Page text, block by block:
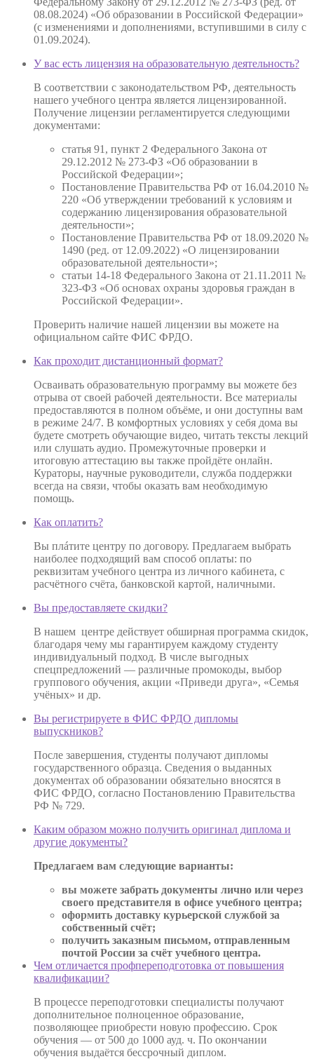
08.08.2024) «Об образовании в Российской Федерации»
(с изменениями и дополнениями, вступившими в силу с
01.09.2024).
У вас есть лицензия на образовательную деятельность?
В соответствии с законодательством РФ, деятельность
нашего учебного центра является лицензированной.
Получение лицензии регламентируется следующими
документами:
статья 91, пункт 2 Федерального Закона от
29.12.2012 № 273-ФЗ «Об образовании в
Российской Федерации»;
Постановление Правительства РФ от 16.04.2010 №
220 «Об утверждении требований к условиям и
содержанию лицензирования образовательной
деятельности»;
Постановление Правительства РФ от 18.09.2020 №
1490 (ред. от 12.09.2022) «О лицензировании
образовательной деятельности»;
статьи 14-18 Федерального Закона от 21.11.2011 №
323-ФЗ «Об основах охраны здоровья граждан в
Российской Федерации».
Проверить наличие нашей лицензии вы можете на
официальном сайте ФИС ФРДО.
Как проходит дистанционный формат?
Осваивать образовательную программу вы можете без
отрыва от своей рабочей деятельности. Все материалы
предоставляются в полном объёме, и они доступны вам
в режиме 24/7. В комфортных условиях у себя дома вы
будете смотреть обучающие видео, читать тексты лекций
или слушать аудио. Промежуточные проверки и
итоговую аттестацию вы также пройдёте онлайн.
Кураторы, научные руководители, служба поддержки
всегда на связи, чтобы оказать вам необходимую
помощь.
Как оплатить?
Вы плáтите центру по договору. Предлагаем выбрать
наиболее подходящий вам способ оплаты: по
реквизитам учебного центра из личного кабинета, с
расчётного счёта, банковской картой, наличными.
Вы предоставляете скидки?
В нашем центре действует обширная программа скидок,
благодаря чему мы гарантируем каждому студенту
индивидуальный подход. В числе выгодных
спецпредложений — различные промокоды, выбор
группового обучения, акции «Приведи друга», «Семья
учёных» и др.
Вы регистрируете в ФИС ФРДО дипломы
выпускников?
После завершения, студенты получают дипломы
государственного образца. Сведения о выданных
документах об образовании обязательно вносятся в
ФИС ФРДО, согласно Постановлению Правительства
РФ № 729.
Каким образом можно получить оригинал диплома и
другие документы?
Предлагаем вам следующие варианты:
вы можете забрать документы лично или через
своего представителя в офисе учебного центра;
оформить доставку курьерской службой за
собственный счёт;
получить заказным письмом, отправленным
почтой России за счёт учебного центра.
Чем отличается профпереподготовка от повышения
квалификации?
В процессе переподготовки специалисты получают
дополнительное полноценное образование,
позволяющее приобрести новую профессию. Срок
обучения — от 500 до 1000 ауд. ч. По окончании
обучения выдаётся бессрочный диплом.